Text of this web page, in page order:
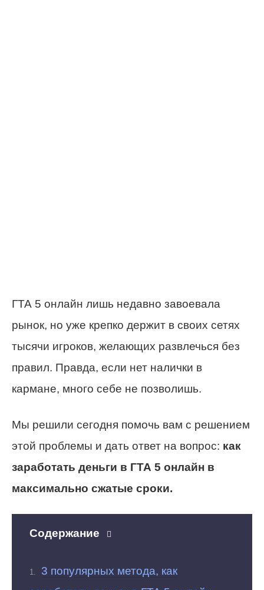
ГТА 5 онлайн лишь недавно завоевала
рынок, но уже крепко держит в своих сетях
тысячи игроков, желающих развлечься без
правил. Правда, если нет налички в
кармане, много себе не позволишь.
Мы решили сегодня помочь вам с решением
этой проблемы и дать ответ на вопрос: как
заработать деньги в ГТА 5 онлайн в
максимально сжатые сроки.
Содержание
3 популярных метода, как